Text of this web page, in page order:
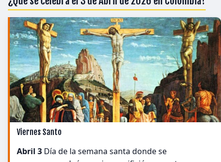
Viernes Santo
Abril 3 Día de la semana santa donde se